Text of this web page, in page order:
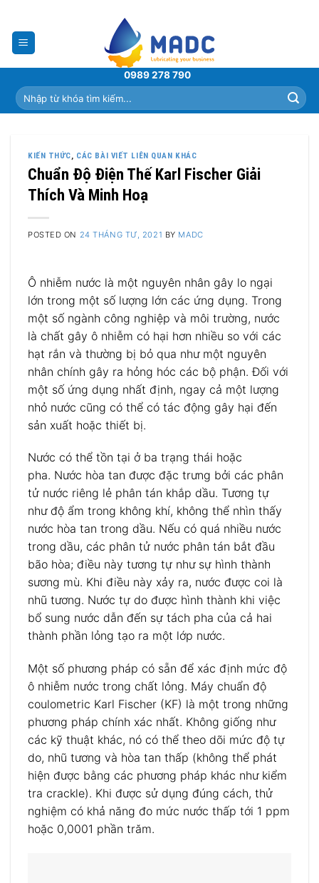
content
0989 278 790
Tìm
kiếm:
KIẾN THỨC, CÁC BÀI VIẾT LIÊN QUAN KHÁC
Chuẩn Độ Điện Thế Karl Fischer Giải
Thích Và Minh Hoạ
POSTED ON 24 THÁNG TƯ, 2021 BY MADC
Ô nhiễm nước là một nguyên nhân gây lo ngại
lớn trong một số lượng lớn các ứng dụng. Trong
một số ngành công nghiệp và môi trường, nước
là chất gây ô nhiễm có hại hơn nhiều so với các
hạt rắn và thường bị bỏ qua như một nguyên
nhân chính gây ra hỏng hóc các bộ phận. Đối với
một số ứng dụng nhất định, ngay cả một lượng
nhỏ nước cũng có thể có tác động gây hại đến
sản xuất hoặc thiết bị.
Nước có thể tồn tại ở ba trạng thái hoặc
pha. Nước hòa tan được đặc trưng bởi các phân
tử nước riêng lẻ phân tán khắp dầu. Tương tự
như độ ẩm trong không khí, không thể nhìn thấy
nước hòa tan trong dầu. Nếu có quá nhiều nước
trong dầu, các phân tử nước phân tán bắt đầu
bão hòa; điều này tương tự như sự hình thành
sương mù. Khi điều này xảy ra, nước được coi là
nhũ tương. Nước tự do được hình thành khi việc
bổ sung nước dẫn đến sự tách pha của cả hai
thành phần lỏng tạo ra một lớp nước.
Một số phương pháp có sẵn để xác định mức độ
ô nhiễm nước trong chất lỏng. Máy chuẩn độ
coulometric Karl Fischer (KF) là một trong những
phương pháp chính xác nhất. Không giống như
các kỹ thuật khác, nó có thể theo dõi mức độ tự
do, nhũ tương và hòa tan thấp (không thể phát
hiện được bằng các phương pháp khác như kiểm
tra crackle). Khi được sử dụng đúng cách, thử
nghiệm có khả năng đo mức nước thấp tới 1 ppm
hoặc 0,0001 phần trăm.